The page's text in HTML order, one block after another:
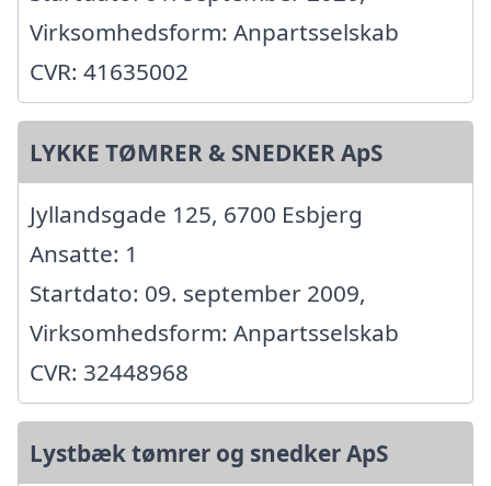
Virksomhedsform: Anpartsselskab
CVR: 41635002
LYKKE TØMRER & SNEDKER ApS
Jyllandsgade 125, 6700 Esbjerg
Ansatte: 1
Startdato: 09. september 2009,
Virksomhedsform: Anpartsselskab
CVR: 32448968
Lystbæk tømrer og snedker ApS